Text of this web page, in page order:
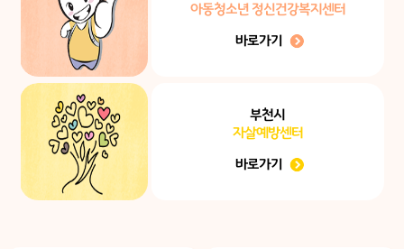
아동청소년 정신건강복지센터
바로가기
부천시
자살예방센터
바로가기